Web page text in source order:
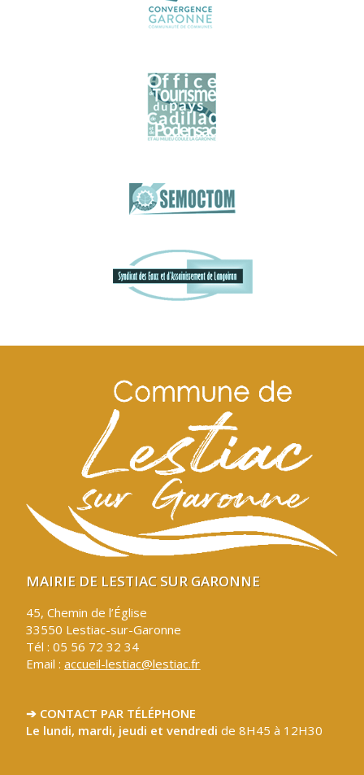
MAIRIE DE LESTIAC SUR GARONNE
45, Chemin de l’Église
33550 Lestiac-sur-Garonne
Tél : 05 56 72 32 34
Email :accueil-lestiac@lestiac.fr
➔ CONTACT PAR TÉLÉPHONE
Le lundi, mardi, jeudi et vendredide 8H45 à 12H30